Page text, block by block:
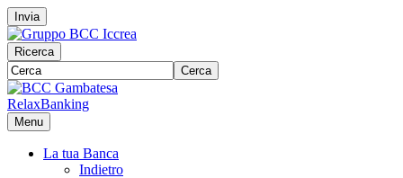
Invia
Ricerca
Cerca
RelaxBanking
Menu
La tua Banca
Indietro